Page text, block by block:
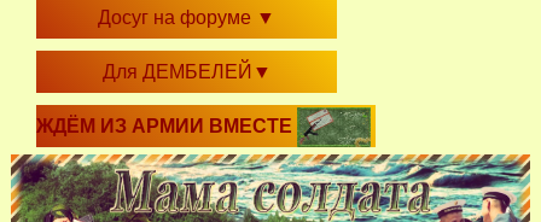
Досуг на форуме ▼
Для ДЕМБЕЛЕЙ ▼
ЖДЁМ ИЗ АРМИИ ВМЕСТЕ